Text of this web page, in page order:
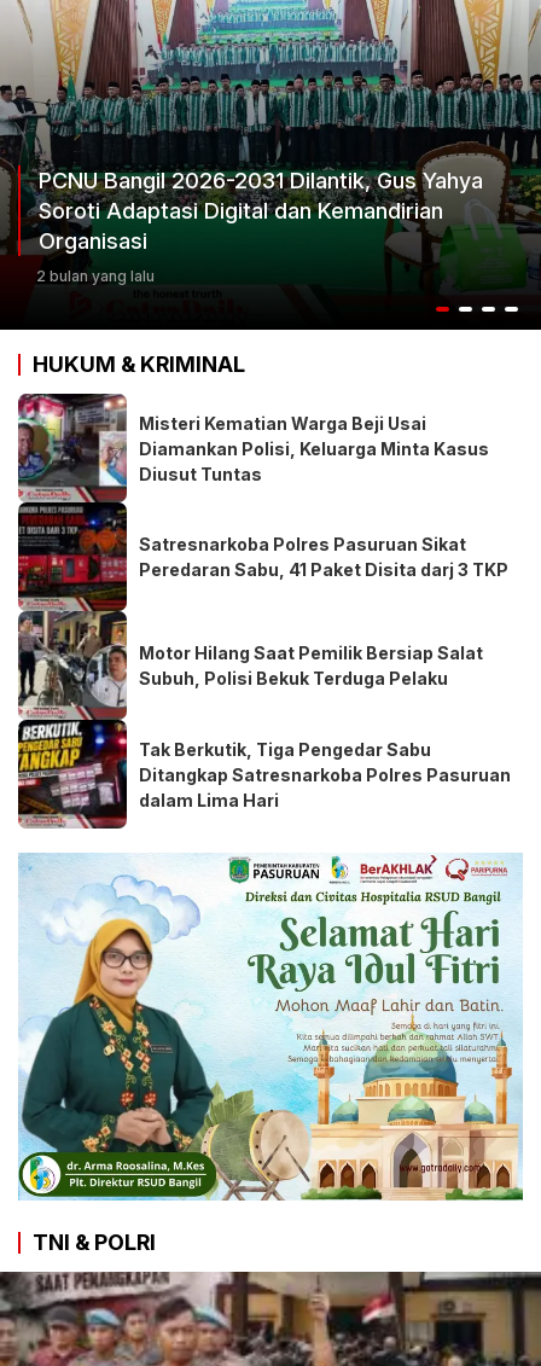
Ketum Progib Dorong Rapimwil Jatim Hasilkan
Keputusan Terbaik
3 bulan yang lalu
HUKUM & KRIMINAL
Misteri Kematian Warga Beji Usai
Diamankan Polisi, Keluarga Minta Kasus
Diusut Tuntas
Satresnarkoba Polres Pasuruan Sikat
Peredaran Sabu, 41 Paket Disita darj 3 TKP
Motor Hilang Saat Pemilik Bersiap Salat
Subuh, Polisi Bekuk Terduga Pelaku
Tak Berkutik, Tiga Pengedar Sabu
Ditangkap Satresnarkoba Polres Pasuruan
dalam Lima Hari
TNI & POLRI